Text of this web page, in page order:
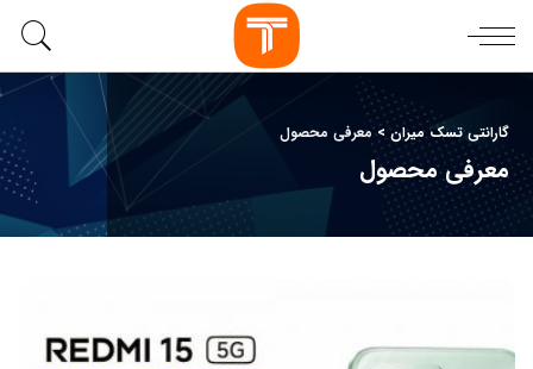
گارانتی تسک میران>معرفی محصول
معرفی محصول